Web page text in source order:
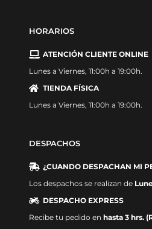
HORARIOS
ATENCIÓN CLIENTE ONLINE
Lunes a Viernes, 11:00h a 19:00h.
TIENDA FÍSICA
Lunes a Viernes, 11:00h a 19:00h.
DESPACHOS
¿CUANDO DESPACHAN MI
Los despachos se realizan de
DESPACHO EXPRESS
Recibe tu pedido en hasta 3 hrs.